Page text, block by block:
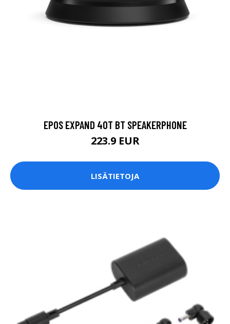
EPOS EXPAND 40T BT SPEAKERPHONE
223.9 EUR
LISÄTIETOJA